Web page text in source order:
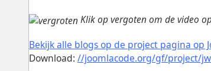
Klik op vergoten om de video
Bekijk alle blogs op de project pagina op
Download://joomlacode.org/gf/project/